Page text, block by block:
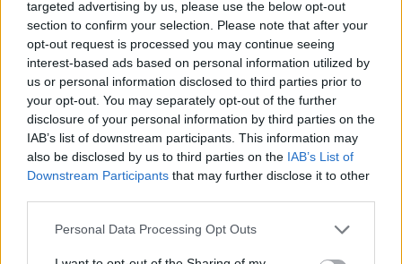
targeted advertising by us, please use the below opt-out
section to confirm your selection. Please note that after your
opt-out request is processed you may continue seeing
interest-based ads based on personal information utilized by
us or personal information disclosed to third parties prior to
your opt-out. You may separately opt-out of the further
disclosure of your personal information by third parties on the
IAB’s list of downstream participants. This information may
also be disclosed by us to third parties on the IAB’s List of
Downstream Participants that may further disclose it to other
Personal Data Processing Opt Outs
Virágóra, madárvekker: a
természet megmondja, merre
hány óra